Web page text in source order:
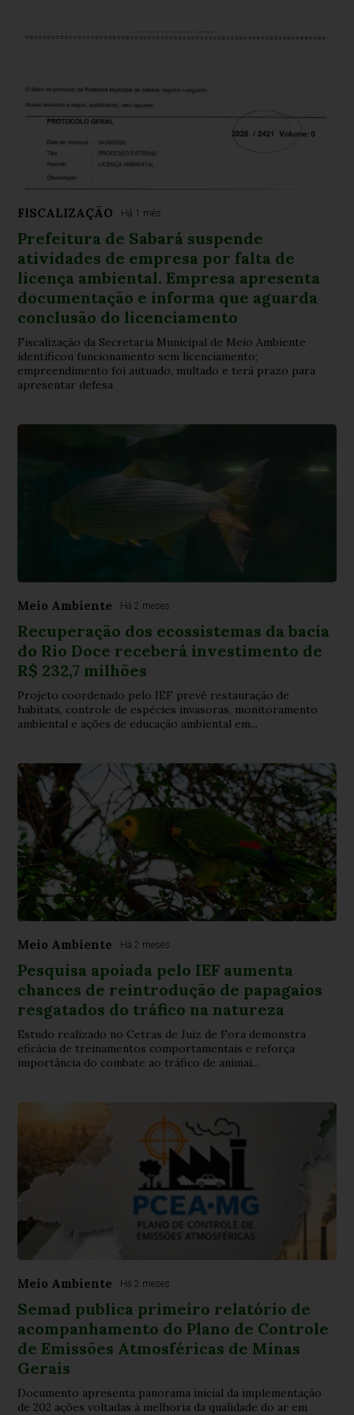
FISCALIZAÇÃO Há 1 mês
Prefeitura de Sabará suspende
atividades de empresa por falta de
licença ambiental. Empresa apresenta
documentação e informa que aguarda
conclusão do licenciamento
Fiscalização da Secretaria Municipal de Meio Ambiente
identificou funcionamento sem licenciamento;
empreendimento foi autuado, multado e terá prazo para
apresentar defesa
Meio Ambiente Há 2 meses
Recuperação dos ecossistemas da bacia
do Rio Doce receberá investimento de
R$ 232,7 milhões
Projeto coordenado pelo IEF prevê restauração de
habitats, controle de espécies invasoras, monitoramento
ambiental e ações de educação ambiental em...
Meio Ambiente Há 2 meses
Pesquisa apoiada pelo IEF aumenta
chances de reintrodução de papagaios
resgatados do tráfico na natureza
Estudo realizado no Cetras de Juiz de Fora demonstra
eficácia de treinamentos comportamentais e reforça
importância do combate ao tráfico de animai...
Meio Ambiente Há 2 meses
Semad publica primeiro relatório de
acompanhamento do Plano de Controle
de Emissões Atmosféricas de Minas
Gerais
Documento apresenta panorama inicial da implementação
de 202 ações voltadas à melhoria da qualidade do ar em